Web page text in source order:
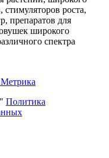
роста,
препаратов для
широкого
спектра
Политика